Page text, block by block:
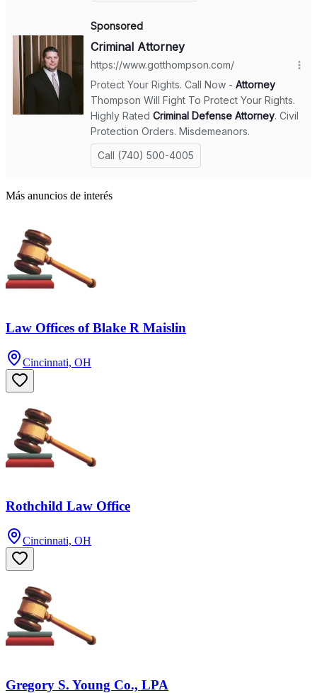
Más anuncios de interés
Law Offices of Blake R Maislin
Cincinnati, OH
Rothchild Law Office
Cincinnati, OH
Gregory S. Young Co., LPA